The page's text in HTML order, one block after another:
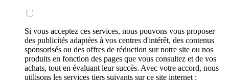
Si vous acceptez ces services, nous pouvons vous proposer
des publicités adaptées à vos centres d'intérêt, des contenus
sponsorisés ou des offres de réduction sur notre site ou nos
produits en fonction des pages que vous consultez et de vos
achats, tout en évaluant leur succès. Avec votre accord, nous
utilisons les services tiers suivants sur ce site internet :